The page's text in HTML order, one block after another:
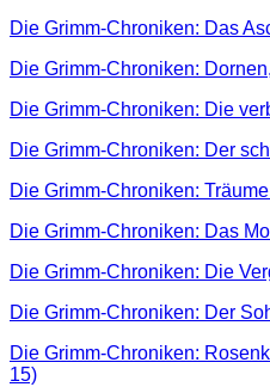
Die Grimm-Chroniken: Das
Die Grimm-Chroniken:
Die Grimm-Chroniken: Die
Die Grimm-Chroniken: Der
Die Grimm-Chroniken:
Die Grimm-Chroniken: Das
Die Grimm-Chroniken: Die
Die Grimm-Chroniken: Der
Die Grimm-Chroniken:
15)